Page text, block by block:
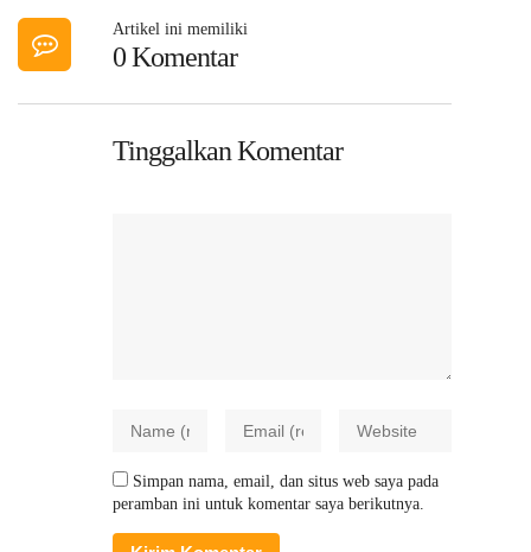
Artikel ini memiliki
0 Komentar
Tinggalkan Komentar
Simpan nama, email, dan situs web saya pada
peramban ini untuk komentar saya berikutnya.